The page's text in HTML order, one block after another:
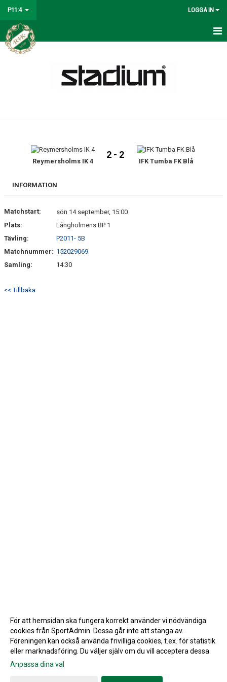
P11:4 LOGGA IN
HEM
BILDGALLERI
DOKUMENT
Reymersholms IK 4
2 - 2
IFK Tumba FK Blå
INFORMATION
Matchstart:
sön 14 september, 15:00
Plats:
Långholmens BP 1
Tävling:
P2011- 5B
Matchnummer: 152029069
Samling:
14:30
<< Tillbaka
Gå till Webbversion
För att hemsidan ska fungera korrekt använder vi nödvändiga
cookies från SportAdmin. Dessa går inte att stänga av.
Föreningen kan också använda frivilliga cookies, t.ex. för statistik
eller marknadsföring. Du väljer själv om du vill acceptera dessa.
Anpassa dina val